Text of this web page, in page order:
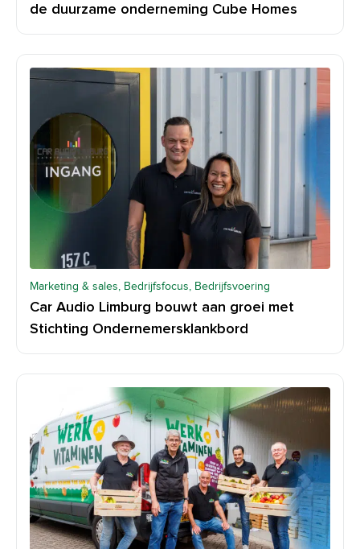
de duurzame onderneming Cube Homes
Marketing & sales, Bedrijfsfocus, Bedrijfsvoering
Car Audio Limburg bouwt aan groei met
Stichting Ondernemersklankbord